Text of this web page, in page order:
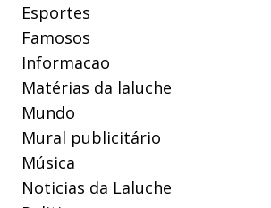
Esportes
Famosos
Informacao
Matérias da laluche
Mundo
Mural publicitário
Música
Noticias da Laluche